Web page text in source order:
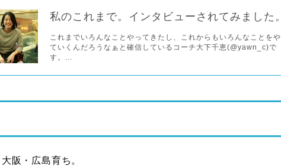
私のこれまで。インタビューされてみました。
これまでいろんなことやってきたし、これからもいろんなことを
ていくんだろうなぁと確信しているコーチ大下千恵(@yawn_c)で
す。...
阪・広島育ち。